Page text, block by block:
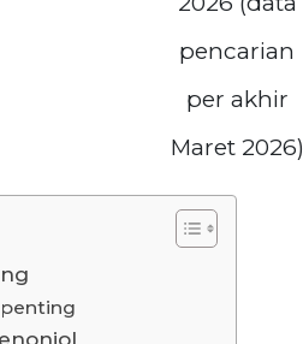
pencarian
per akhir
Maret 2026)